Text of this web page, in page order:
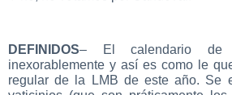
DEFINIDOS– El calendario de
inexorablemente y así es como le
regular de la LMB de este año. Se